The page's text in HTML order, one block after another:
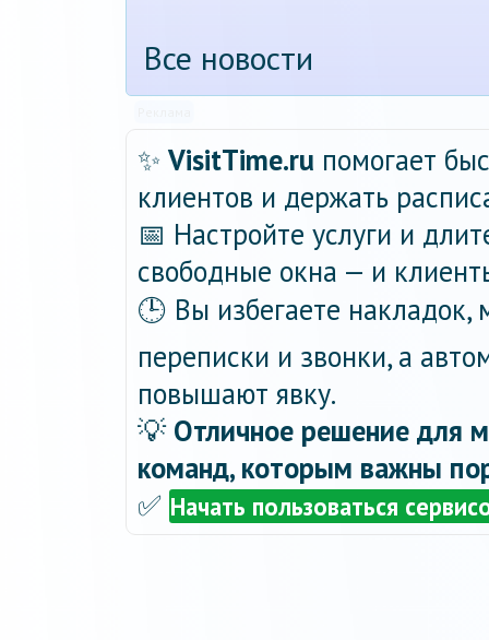
Все новости
✨ VisitTime.ru помогает
клиентов и держать
📅 Настройте услуги и
свободные окна — и
🕒 Вы избегаете
переписки и звонки, а
повышают явку.
💡 Отличное решение для
команд, которым важны
✅ Начать пользоваться